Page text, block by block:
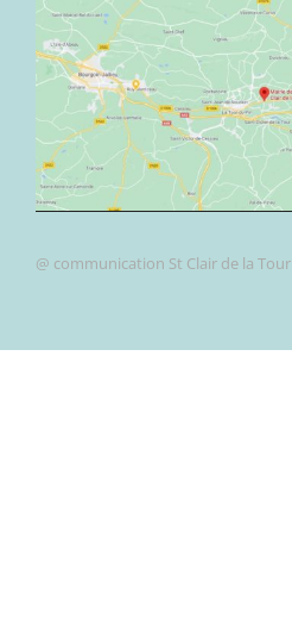
@ communication St Clair de la Tour